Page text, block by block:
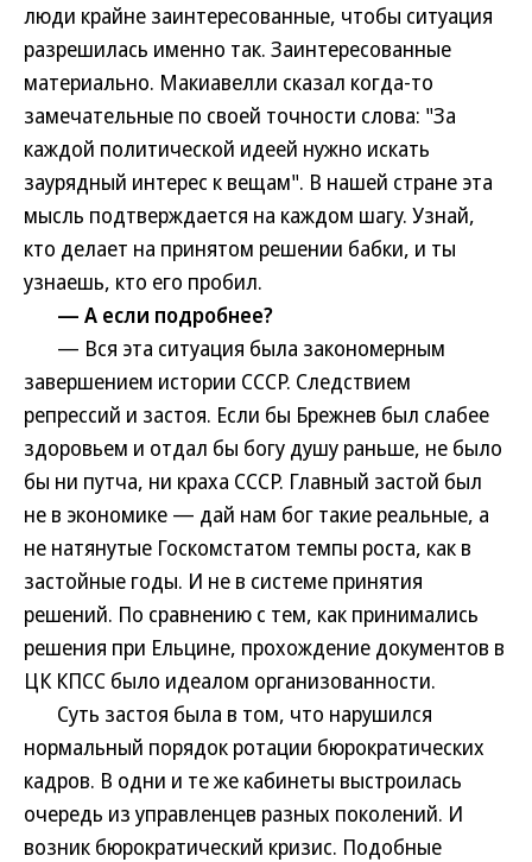
люди крайне заинтересованные, чтобы ситуация
разрешилась именно так. Заинтересованные
материально. Макиавелли сказал когда-то
замечательные по своей точности слова: "За
каждой политической идеей нужно искать
заурядный интерес к вещам". В нашей стране эта
мысль подтверждается на каждом шагу. Узнай,
кто делает на принятом решении бабки, и ты
узнаешь, кто его пробил.
— А если подробнее?
— Вся эта ситуация была закономерным
завершением истории СССР. Следствием
репрессий и застоя. Если бы Брежнев был слабее
здоровьем и отдал бы богу душу раньше, не было
бы ни путча, ни краха СССР. Главный застой был
не в экономике — дай нам бог такие реальные, а
не натянутые Госкомстатом темпы роста, как в
застойные годы. И не в системе принятия
решений. По сравнению с тем, как принимались
решения при Ельцине, прохождение документов в
ЦК КПСС было идеалом организованности.
Суть застоя была в том, что нарушился
нормальный порядок ротации бюрократических
кадров. В одни и те же кабинеты выстроилась
очередь из управленцев разных поколений. И
возник бюрократический кризис. Подобные